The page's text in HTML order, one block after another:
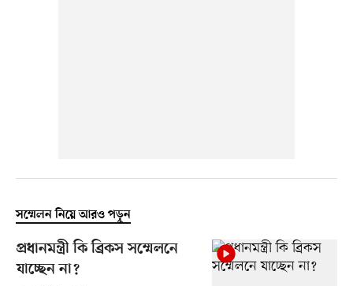
সম্মেলন নিয়ে আরও পড়ুন
প্রধানমন্ত্রী কি ব্রিকস সম্মেলনে
যাচ্ছেন না?